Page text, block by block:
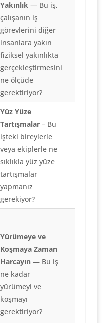
Yakınlık— Bu iş,
çalışanın iş
görevlerini diğer
insanlara yakın
fiziksel yakınlıkta
gerçekleştirmesini
ne ölçüde
gerektiriyor?
Yüz Yüze
Tartışmalar– Bu
işteki bireylerle
veya ekiplerle ne
sıklıkla yüz yüze
tartışmalar
yapmanız
gerekiyor?
Yürümeye ve
Koşmaya Zaman
Harcayın — Bu iş
ne kadar
yürümeyi ve
koşmayı
gerektiriyor?